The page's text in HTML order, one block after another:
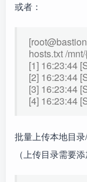
或者：
hosts.txt /
[1] 16:23:44
[2] 16:23:44
[3] 16:23:44
[4] 16:23:44
批量上传本地目
（上传目录需要